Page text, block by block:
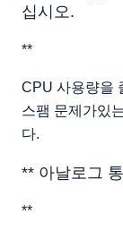
십시오.
**
CPU 사용량을
스팸 문제가있
다.
** 아날로그
**